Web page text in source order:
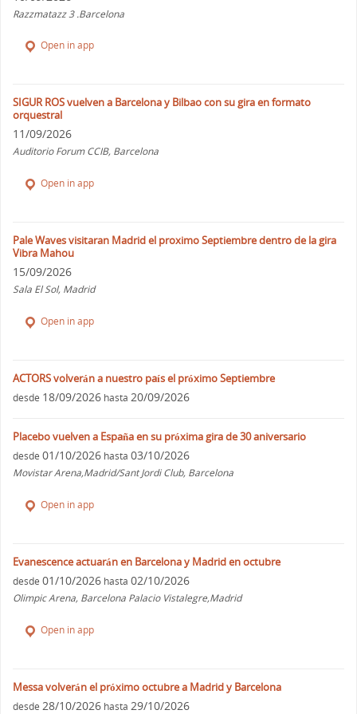
Razzmatazz 3 .Barcelona
Open in app
SIGUR ROS vuelven a Barcelona y Bilbao con su gira en formato
orquestral
11/09/2026
Auditorio Forum CCIB, Barcelona
Open in app
Pale Waves visitaran Madrid el proximo Septiembre dentro de la gira
Vibra Mahou
15/09/2026
Sala El Sol, Madrid
Open in app
ACTORS volverán a nuestro país el próximo Septiembre
desde 18/09/2026 hasta 20/09/2026
Placebo vuelven a España en su próxima gira de 30 aniversario
desde 01/10/2026 hasta 03/10/2026
Movistar Arena,Madrid/Sant Jordi Club, Barcelona
Open in app
Evanescence actuarán en Barcelona y Madrid en octubre
desde 01/10/2026 hasta 02/10/2026
Olimpic Arena, Barcelona Palacio Vistalegre,Madrid
Open in app
Messa volverán el próximo octubre a Madrid y Barcelona
desde 28/10/2026 hasta 29/10/2026